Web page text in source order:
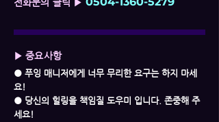
▶ 중요사항
● 푸잉 매니저에게 너무 무리한 요구는 하지 마세
요!
● 당신의 힐링을 책임질 도우미 입니다. 존중해 주
세요!